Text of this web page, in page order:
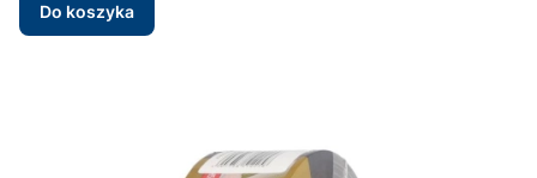
Do koszyka